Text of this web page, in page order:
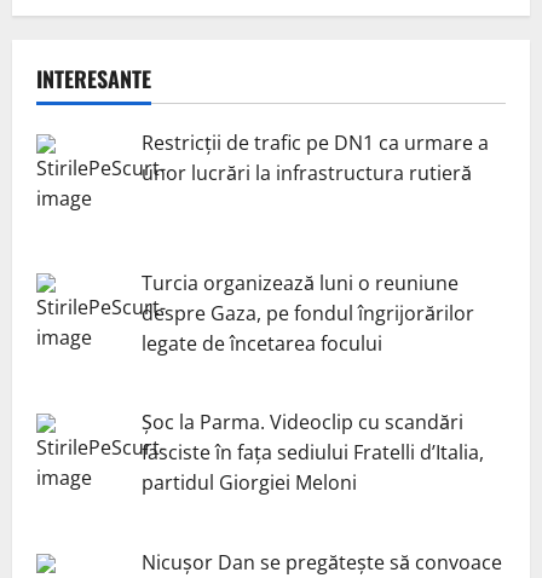
INTERESANTE
Restricții de trafic pe DN1 ca urmare a
unor lucrări la infrastructura rutieră
Turcia organizează luni o reuniune
despre Gaza, pe fondul îngrijorărilor
legate de încetarea focului
Șoc la Parma. Videoclip cu scandări
fasciste în fața sediului Fratelli d’Italia,
partidul Giorgiei Meloni
Nicuşor Dan se pregăteşte să convoace